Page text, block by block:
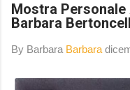
Mostra Personale
Barbara
By Barbara Barbara